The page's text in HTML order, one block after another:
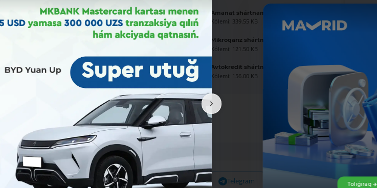
Amanat shártnaması úlgisi
Kólemi: 339.55 KB
Mikroqarız shártnaması úlgisi
Kólemi: 121.50 KB
Avtokredit shártnaması úlgisi
Kólemi: 156.00 KB
Bólisiw: Facebook Telegram Tolıǵıraq